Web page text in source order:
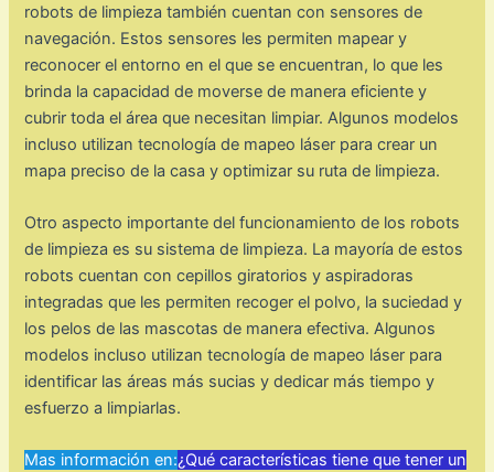
robots de limpieza también cuentan con sensores de
navegación. Estos sensores les permiten mapear y
reconocer el entorno en el que se encuentran, lo que les
brinda la capacidad de moverse de manera eficiente y
cubrir toda el área que necesitan limpiar. Algunos modelos
incluso utilizan tecnología de mapeo láser para crear un
mapa preciso de la casa y optimizar su ruta de limpieza.
Otro aspecto importante del funcionamiento de los robots
de limpieza es su sistema de limpieza. La mayoría de estos
robots cuentan con cepillos giratorios y aspiradoras
integradas que les permiten recoger el polvo, la suciedad y
los pelos de las mascotas de manera efectiva. Algunos
modelos incluso utilizan tecnología de mapeo láser para
identificar las áreas más sucias y dedicar más tiempo y
esfuerzo a limpiarlas.
Mas información en:¿Qué características tiene que tener un